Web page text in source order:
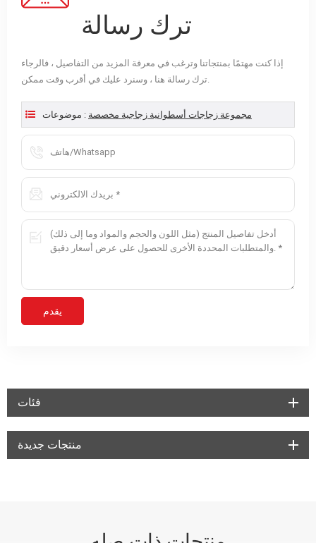
ترك رسالة
إذا كنت مهتمًا بمنتجاتنا وترغب في معرفة المزيد من التفاصيل ، فالرجاء
موضوعات : مجموعة زجاجات أسطوانية زجاجية مخصصة
فئات
منتجات جديدة